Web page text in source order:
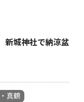
城神社で納涼盆
真鶴